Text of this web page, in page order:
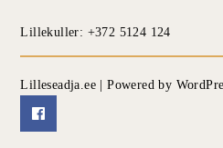
Lillekuller: +372 5124 124
Lilleseadja.ee | Powered by